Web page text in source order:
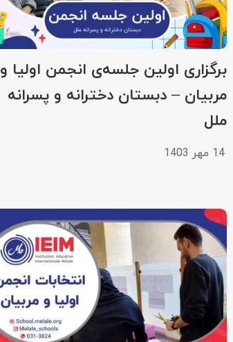
برگزاری اولین جلسه‌ی انجمن اولیا و
مربیان – دبستان دخترانه و پسرانه
ملل
14 مهر 1403